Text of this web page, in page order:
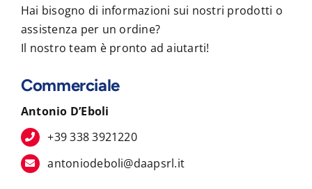
Hai bisogno di informazioni sui nostri prodotti o
assistenza per un ordine?
Il nostro team è pronto ad aiutarti!
Commerciale
Antonio D’Eboli
+39 338 3921220
antoniodeboli@daapsrl.it